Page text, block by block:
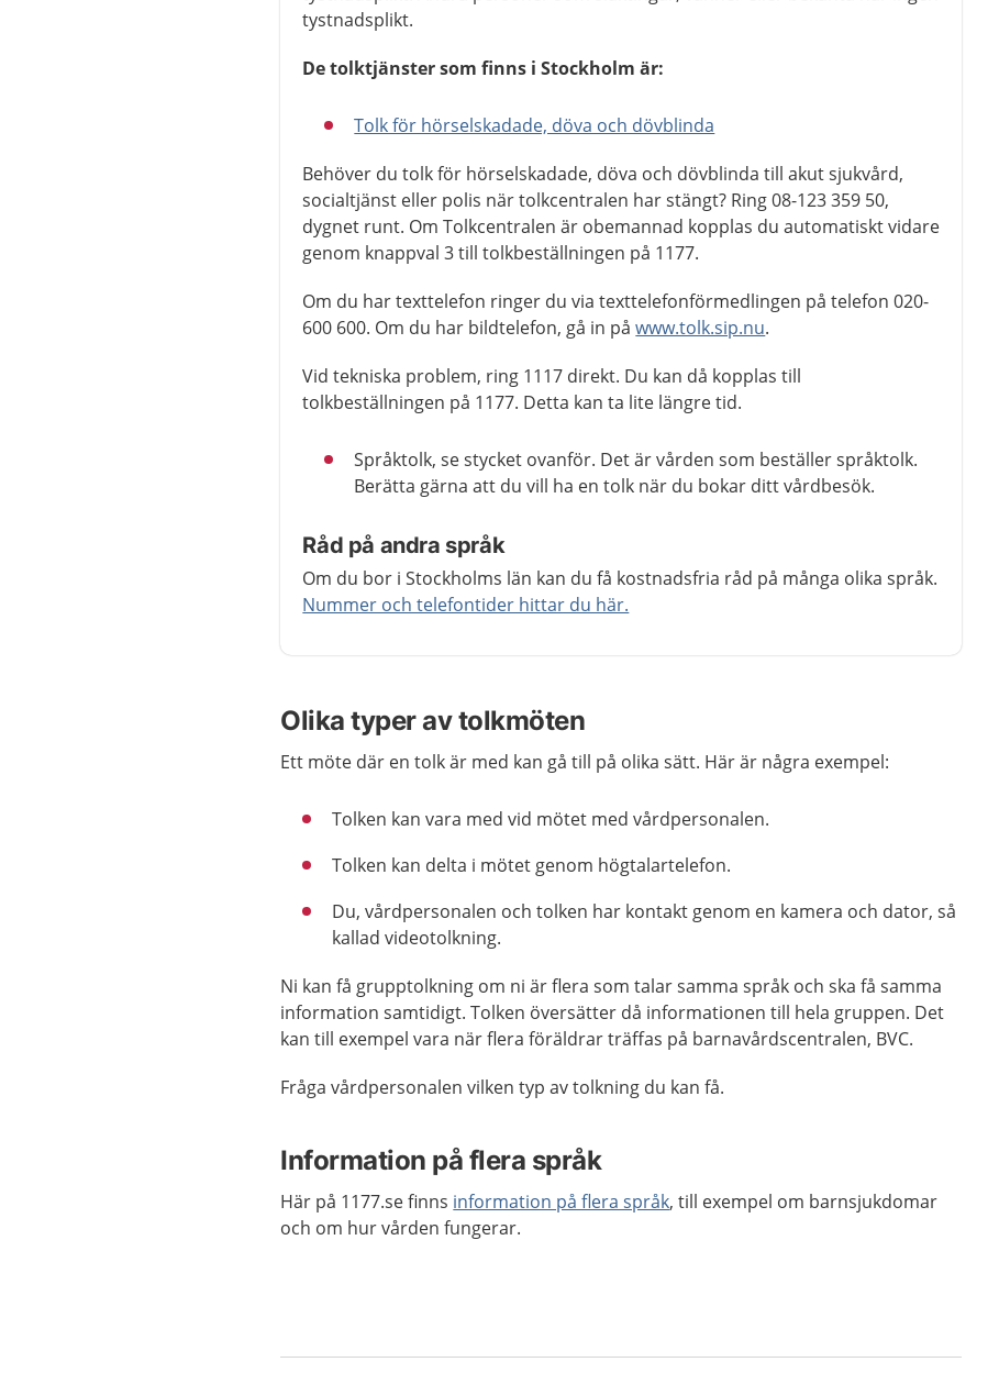
tystnadsplikt.
De tolktjänster som finns i Stockholm är:
Tolk för hörselskadade, döva och dövblinda
Behöver du tolk för hörselskadade, döva och dövblinda till akut sjukvård,
socialtjänst eller polis när tolkcentralen har stängt? Ring 08-123 359 50,
dygnet runt. Om Tolkcentralen är obemannad kopplas du automatiskt vidare
genom knappval 3 till tolkbeställningen på 1177.
Om du har texttelefon ringer du via texttelefonförmedlingen på telefon 020-
600 600. Om du har bildtelefon, gå in påwww.tolk.sip.nu.
Vid tekniska problem, ring 1117 direkt. Du kan då kopplas till
tolkbeställningen på 1177. Detta kan ta lite längre tid.
Språktolk, se stycket ovanför. Det är vården som beställer språktolk.
Berätta gärna att du vill ha en tolk när du bokar ditt vårdbesök.
Råd på andra språk
Om du bor i Stockholms län kan du få kostnadsfria råd på många olika språk.
Nummer och telefontider hittar du här.
Olika typer av tolkmöten
Ett möte där en tolk är med kan gå till på olika sätt. Här är några exempel:
Tolken kan vara med vid mötet med vårdpersonalen.
Tolken kan delta i mötet genom högtalartelefon.
Du, vårdpersonalen och tolken har kontakt genom en kamera och dator, så
kallad videotolkning.
Ni kan få grupptolkning om ni är flera som talar samma språk och ska få samma
information samtidigt. Tolken översätter då informationen till hela gruppen. Det
kan till exempel vara när flera föräldrar träffas på barnavårdscentralen, BVC.
Fråga vårdpersonalen vilken typ av tolkning du kan få.
Information på flera språk
Här på 1177.se finns information på flera språk, till exempel om barnsjukdomar
och om hur vården fungerar.